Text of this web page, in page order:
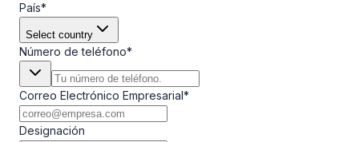
País*
Select country
Número de teléfono*
Correo Electrónico Empresarial*
Designación